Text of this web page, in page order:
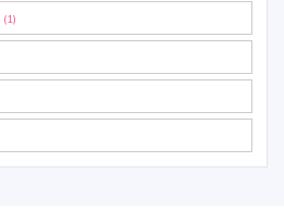
(1)